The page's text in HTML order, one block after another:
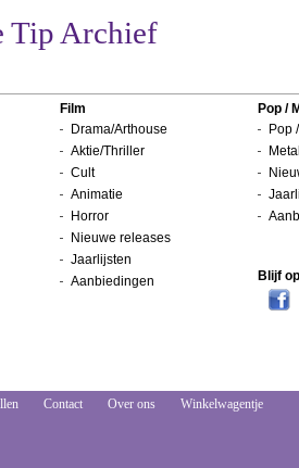
Tip Archief
Film
Drama/Arthouse
Aktie/Thriller
Cult
Animatie
Horror
Nieuwe releases
Jaarlijsten
Aanbiedingen
Pop /
Pop
Blijf
Contact Over ons Winkelwagentje